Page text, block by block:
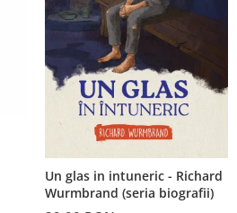
Un glas in intuneric - Richard
Wurmbrand (seria biografii)